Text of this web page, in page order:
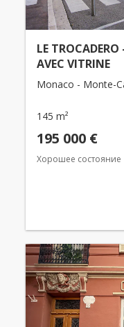
LE
AVEC VITRINE
Monaco - Monte-
145 m²
195 000 €
Хорошее состояние